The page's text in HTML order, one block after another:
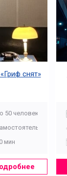
снят»
50 человек
мин